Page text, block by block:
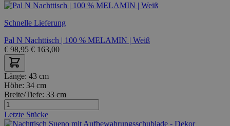
Schnelle Lieferung
Pal N Nachttisch | 100 % MELAMIN | Weiß
€ 98,95 € 163,00
Länge: 43 cm
Höhe: 34 cm
Breite/Tiefe: 33 cm
Letzte Stücke